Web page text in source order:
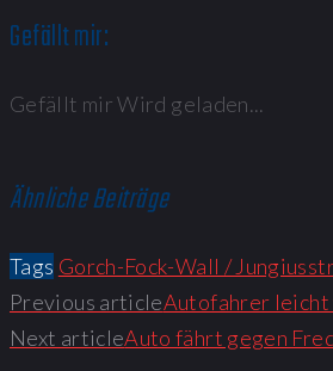
Gefällt mir:
Gefällt mirWird geladen...
Ähnliche Beiträge
Tags Gorch-Fock-Wall /
Previous articleAutofahrer leicht
Next articleAuto fährt gegen